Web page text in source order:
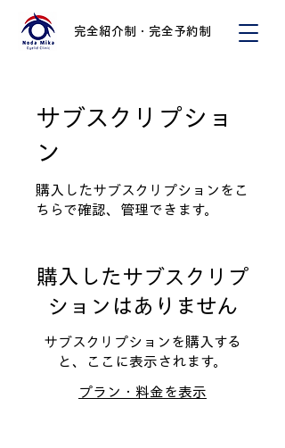
完全紹介制・完全予約制
サブスクリプショ
ン
購入したサブスクリプションをこ
ちらで確認、管理できます。
購入したサブスクリプ
ションはありません
サブスクリプションを購入する
と、ここに表示されます。
プラン・料金を表示